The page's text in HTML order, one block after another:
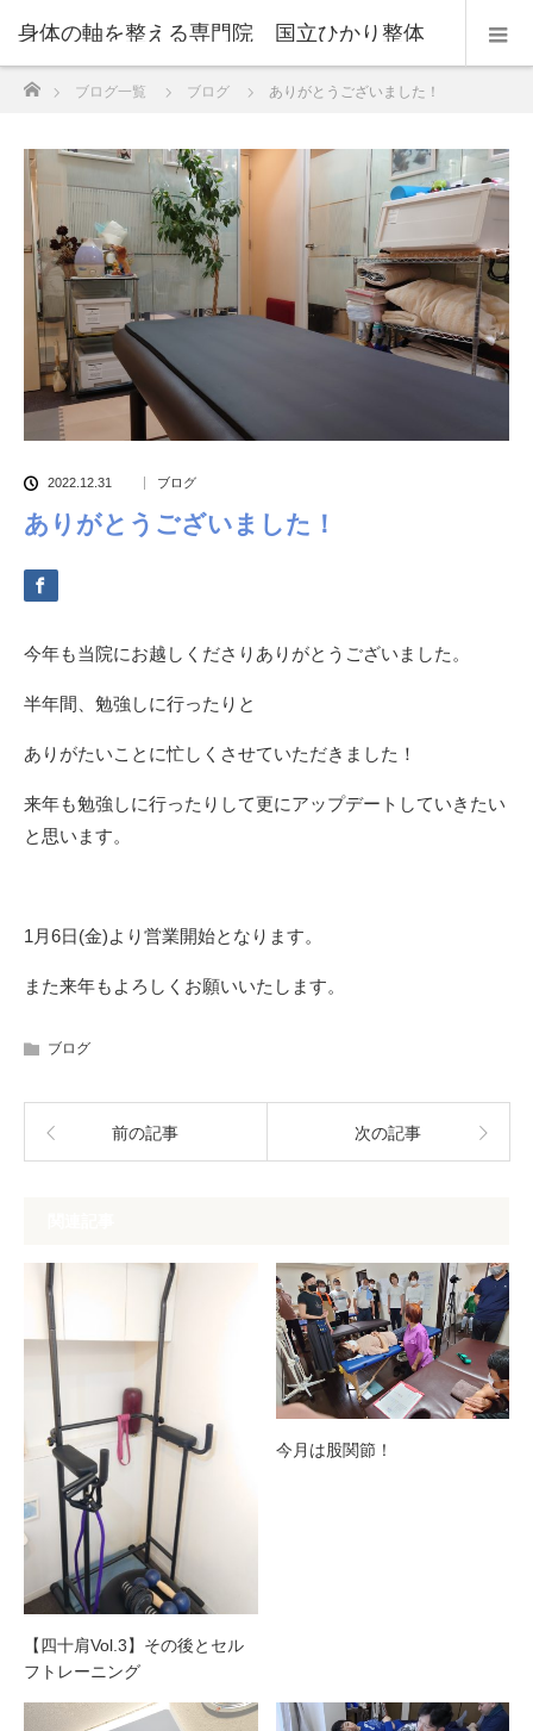
身体の軸を整える専門院 国立ひかり整体
センターブログ一覧 ブログ ありがとうございました！
2022.12.31 ブログ
ありがとうございました！
今年も当院にお越しくださりありがとうございました。
半年間、勉強しに行ったりと
ありがたいことに忙しくさせていただきました！
来年も勉強しに行ったりして更にアップデートしていきたい
と思います。
1月6日(金)より営業開始となります。
また来年もよろしくお願いいたします。
ブログ
前の記事 次の記事
【四十肩Vol.3】その後とセル
フトレーニング
今月は股関節！